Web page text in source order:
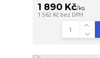
1 890 Kč/ks
1 562 Kč bez DPH